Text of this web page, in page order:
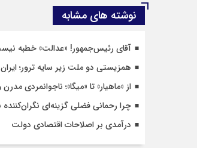
نوشته های مشابه
آقای رئیس‌جمهور! «عدالت» خطبه
همزیستی دو ملت زیر سایه ترور؛
از «ماهیار» تا «میگا»؛ ناجوانمردی
چرا رحمانی فضلی گزینه‌ای
درآمدی بر اصلاحات اقتصادی دولت